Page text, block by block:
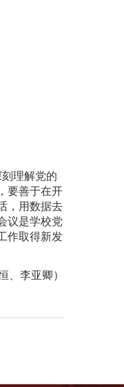
理解党的
要善于在开
，用数据去
议是学校党
作取得新发
、李亚卿）